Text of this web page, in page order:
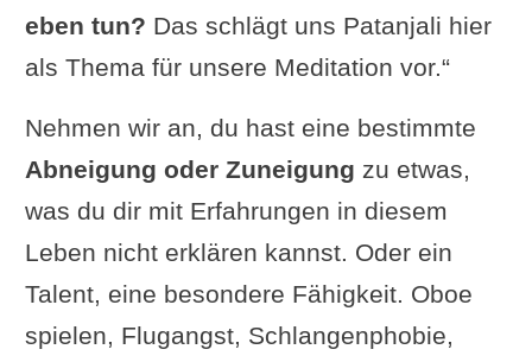
eben tun? Das schlägt uns Patanjali hier
als Thema für unsere Meditation vor.“
Nehmen wir an, du hast eine bestimmte
Abneigung oder Zuneigung zu etwas,
was du dir mit Erfahrungen in diesem
Leben nicht erklären kannst. Oder ein
Talent, eine besondere Fähigkeit. Oboe
spielen, Flugangst, Schlangenphobie,